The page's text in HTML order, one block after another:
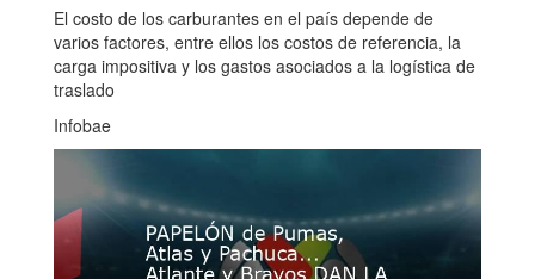
El costo de los carburantes en el país depende de
varios factores, entre ellos los costos de referencia, la
carga impositiva y los gastos asociados a la logística de
traslado
Infobae